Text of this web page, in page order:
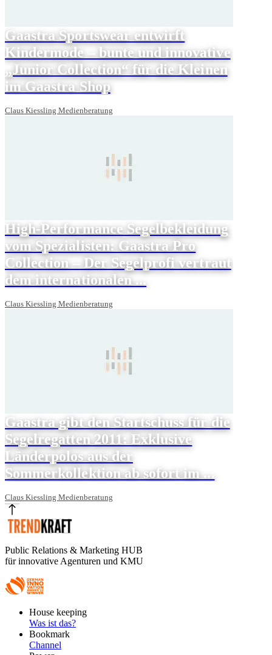
Gaastra Sportswear entwirft
Kindermode – bunte und innovative
„Junior Collection“ für die Kleinen
im Gaastra Shop
Claus Kiessling Medienberatung
High-Performance Segelbekleidung
vom Spezialisten: Gaastra Pro
Collection – Der Segelprofi vertraut
dem internationalen ...
Claus Kiessling Medienberatung
Gaastra gibt den Startschuss für die
Segelregatten 2011: Exklusive
Länderpolos aus der
Sommerkollektion ab sofort im ...
Claus Kiessling Medienberatung
Public Relations & Marketing HUB
für innovative Agenturen und KMU
FooterHouse keeping
Was ist das?
Bookmark
Channel